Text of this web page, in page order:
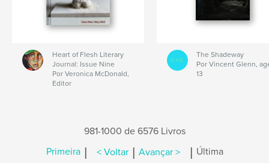
Heart of Flesh Literary
Journal: Issue Nine
Por Veronica McDonald,
Editor
The Shadeway
Por Vincent Glenn,
13
981-1000 de 6576 Livros
Primeira | < Voltar | Avançar > | Última